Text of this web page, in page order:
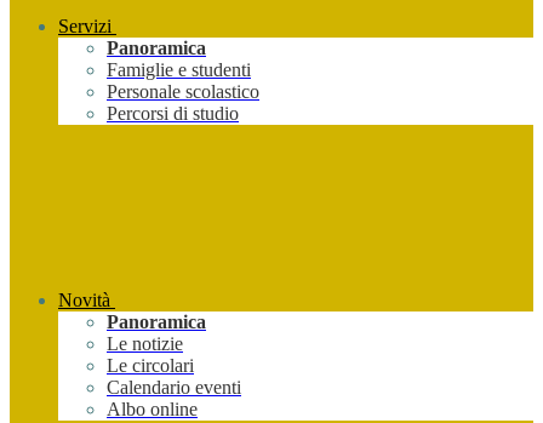
Servizi
Panoramica
Famiglie e studenti
Personale scolastico
Percorsi di studio
Novità
Panoramica
Le notizie
Le circolari
Calendario eventi
Albo online